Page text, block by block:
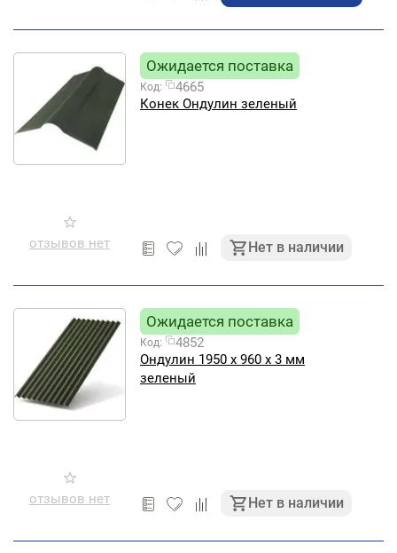
отзывов нет
Ожидается поставка
Код:
4665
Конек Ондулин зеленый
Нет в наличии
отзывов нет
Ожидается поставка
Код:
4852
Ондулин 1950 х 960 х 3 мм
зеленый
Нет в наличии